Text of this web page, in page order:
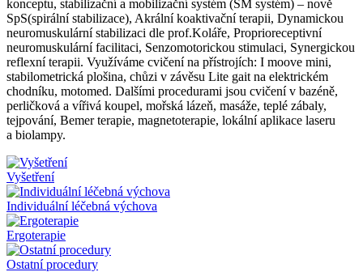
konceptu, stabilizační a mobilizační systém (SM systém) – nově
SpS(spirální stabilizace), Akrální koaktivační terapii, Dynamickou
neuromuskulární stabilizaci dle prof.Koláře, Proprioreceptivní
neuromuskulární facilitaci, Senzomotorickou stimulaci, Synergickou
reflexní terapii. Využíváme cvičení na přístrojích: I moove mini,
stabilometrická plošina, chůzi v závěsu Lite gait na elektrickém
chodníku, motomed. Dalšími procedurami jsou cvičení v bazéně,
perličková a vířivá koupel, mořská lázeň, masáže, teplé zábaly,
tejpování, Bemer terapie, magnetoterapie, lokální aplikace laseru
a biolampy.
Vyšetření
Individuální léčebná výchova
Ergoterapie
Ostatní procedury